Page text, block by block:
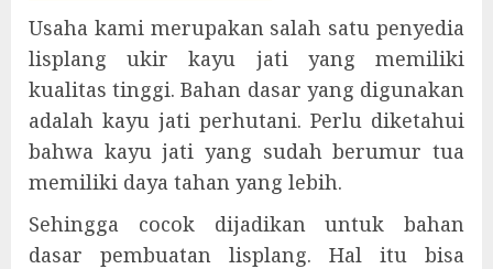
Usaha kami merupakan salah satu penyedia
lisplang ukir kayu jati yang memiliki
kualitas tinggi. Bahan dasar yang digunakan
adalah kayu jati perhutani. Perlu diketahui
bahwa kayu jati yang sudah berumur tua
memiliki daya tahan yang lebih.
Sehingga cocok dijadikan untuk bahan
dasar pembuatan lisplang. Hal itu bisa